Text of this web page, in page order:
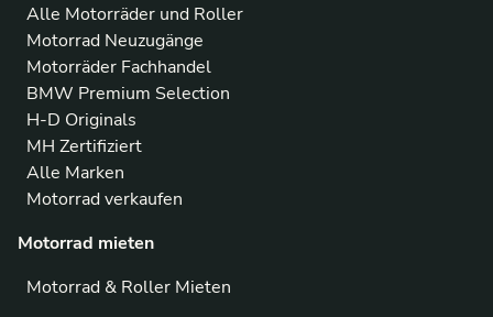
Alle Motorräder und Roller
Motorrad Neuzugänge
Motorräder Fachhandel
BMW Premium Selection
H-D Originals
MH Zertifiziert
Alle Marken
Motorrad verkaufen
Motorrad mieten
Motorrad & Roller Mieten